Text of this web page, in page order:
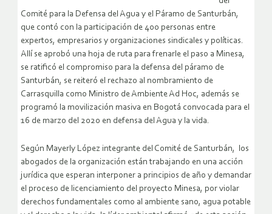
Comité para la Defensa del Agua y el Páramo de Santurbán,
que contó con la participación de 400 personas entre
expertos, empresarios y organizaciones sindicales y políticas.
Allí se aprobó una hoja de ruta para frenarle el paso a Minesa,
se ratificó el compromiso para la defensa del páramo de
Santurbán, se reiteró el rechazo al nombramiento de
Carrasquilla como Ministro de Ambiente Ad Hoc, además se
programó la movilización masiva en Bogotá convocada para el
16 de marzo del 2020 en defensa del Agua y la vida.
Según Mayerly López integrante del Comité de Santurbán, los
abogados de la organización están trabajando en una acción
jurídica que esperan interponer a principios de año y demandar
el proceso de licenciamiento del proyecto Minesa, por violar
derechos fundamentales como al ambiente sano, agua potable